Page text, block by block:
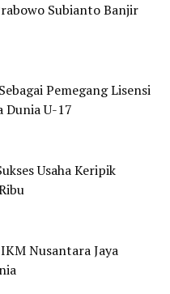
Subianto Banjir
Pemegang Lisensi
Dunia U-17
Usaha Keripik
Nusantara Jaya